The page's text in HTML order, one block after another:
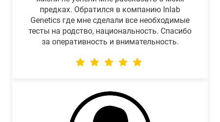
предках. Обратился в компанию Inlab
Genetics где мне сделали все необходимые
тесты на родство, национальность. Спасибо
за оперативность и внимательность.